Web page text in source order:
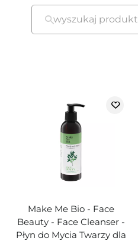
wyszukaj produkt
Make Me Bio - Face
Beauty - Face Cleanser -
Płyn do Mycia Twarzy dla